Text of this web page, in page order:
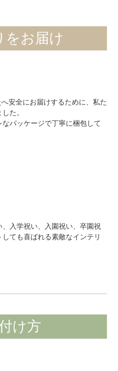
をお届け
安全にお届けするために、私た
た。
パッケージで丁寧に梱包して
入学祝い、入園祝い、卒園祝
ても喜ばれる素敵なインテリ
け方